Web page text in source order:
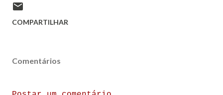
COMPARTILHAR
Comentários